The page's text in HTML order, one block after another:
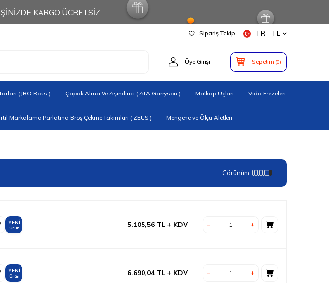
KARGO ÜCRETSİZ
Sipariş Takip TR − TL
Üye Girişi Sepetim (0)
( JBO.Boss ) Çapak Alma Ve Aşındırıcı ( ATA Garryson ) Matkap Uçları Vida Frezeleri
Markalama Parlatma Broş Çekme Takımları ( ZEUS ) Mengene ve Ölçü Aletleri
Görünüm :
YENI
Ürün 5.105,56 TL KDV
YENI
Ürün 6.690,04 TL KDV